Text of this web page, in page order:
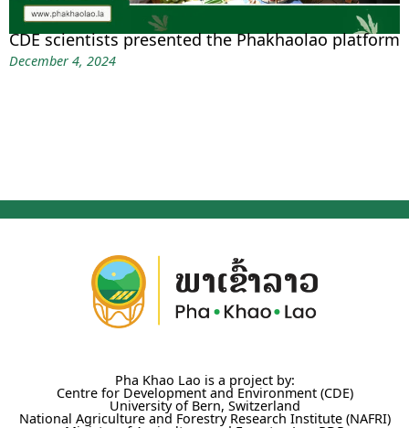
CDE scientists presented the Phakhaolao platform
December 4, 2024
Pha Khao Lao is a project by:
Centre for Development and Environment (CDE)
University of Bern, Switzerland
National Agriculture and Forestry Research Institute (NAFRI)